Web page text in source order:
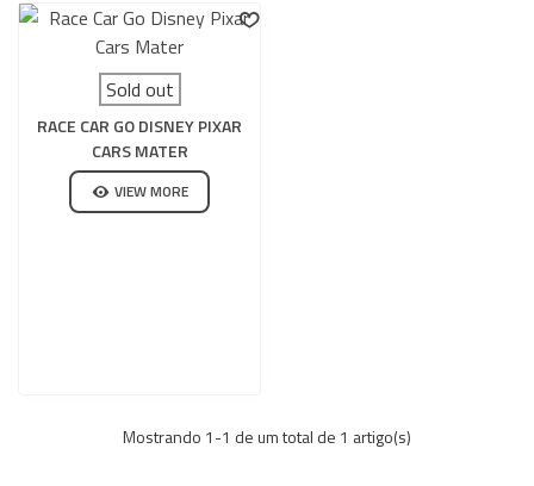
Sold out
RACE CAR GO DISNEY PIXAR
CARS MATER
VIEW MORE
Mostrando 1-1 de um total de 1 artigo(s)